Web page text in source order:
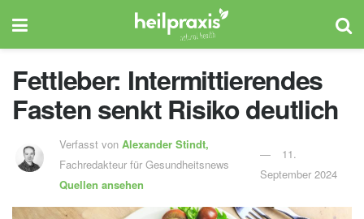
Fettleber: Intermittierendes
Fasten senkt Risiko deutlich
Verfasst vonAlexander Stindt,
Fachredakteur für Gesundheitsnews
Quellen ansehen
11.
September 2024